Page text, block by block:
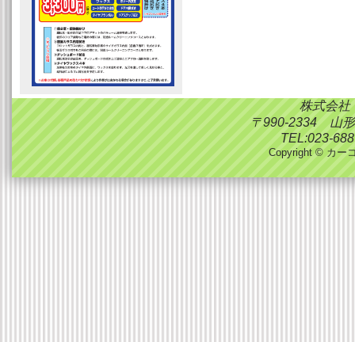
株式会
〒990-2334 山形
TEL:023-
Copyright © カー